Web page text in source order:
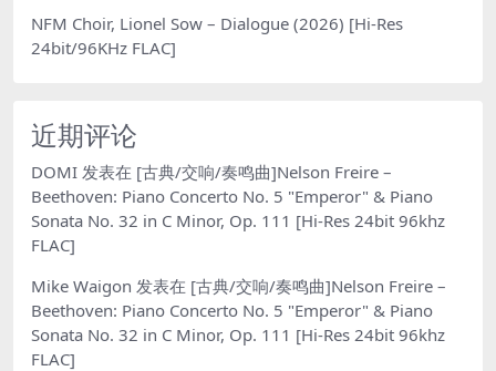
NFM Choir, Lionel Sow – Dialogue (2026) [Hi-Res
24bit/96KHz FLAC]
近期评论
DOMI 发表在 [古典/交响/奏鸣曲]Nelson Freire –
Beethoven: Piano Concerto No. 5 "Emperor" & Piano
Sonata No. 32 in C Minor, Op. 111 [Hi-Res 24bit 96khz
FLAC]
Mike Waigon 发表在 [古典/交响/奏鸣曲]Nelson Freire –
Beethoven: Piano Concerto No. 5 "Emperor" & Piano
Sonata No. 32 in C Minor, Op. 111 [Hi-Res 24bit 96khz
FLAC]